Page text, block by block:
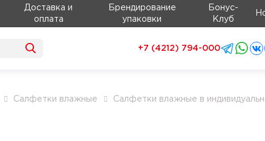
Доставка и
оплата
Брендирование
упаковки
Бонус-
Клуб
+7 (4212) 794-000
Салфетки влажные
Салфетки влажные в